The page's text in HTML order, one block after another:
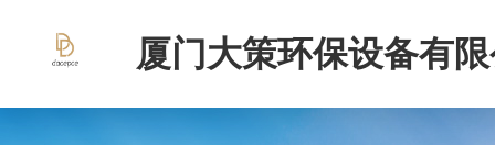
厦门大策环保设备有